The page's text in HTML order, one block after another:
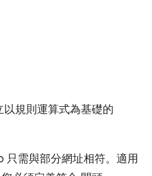
規則運算式為基礎的
只需與部分網址相符。適用